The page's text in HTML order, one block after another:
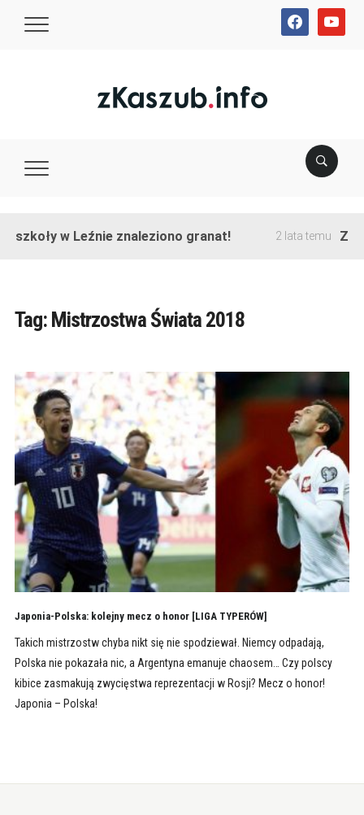
facebookyoutube
szkoły w Leźnie znaleziono granat! 2 lata temu
Tag: Mistrzostwa Świata 2018
Japonia-Polska: kolejny mecz o honor [LIGA TYPERÓW]
Takich mistrzostw chyba nikt się nie spodziewał. Niemcy odpadają,
Polska nie pokazała nic, a Argentyna emanuje chaosem… Czy polscy
kibice zasmakują zwycięstwa reprezentacji w Rosji? Mecz o honor!
Japonia – Polska!